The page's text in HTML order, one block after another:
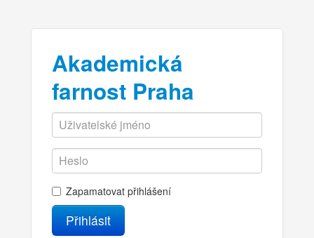
Akademická
farnost Praha
Zapamatovat přihlášení
Přihlásit